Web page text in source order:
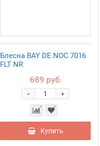
Блесна BAY DE NOC 7016
FLT NR
689 руб.
+
-
Купить